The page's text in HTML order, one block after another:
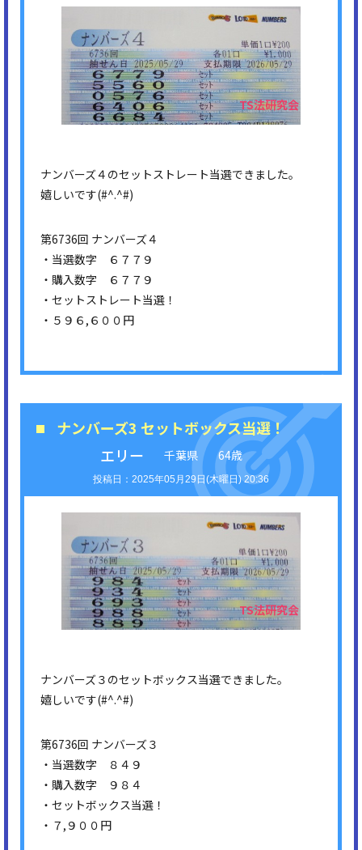
ナンバーズ４のセットストレート当選できました。
嬉しいです(#^.^#)
第6736回 ナンバーズ４
・当選数字 ６７７９
・購入数字 ６７７９
・セットストレート当選！
・５９６,６００円
ナンバーズ3 セットボックス当選！
エリー
千葉県 64歳
2025年05月29日(木曜日) 20:36
ナンバーズ３のセットボックス当選できました。
嬉しいです(#^.^#)
第6736回 ナンバーズ３
・当選数字 ８４９
・購入数字 ９８４
・セットボックス当選！
・７,９００円